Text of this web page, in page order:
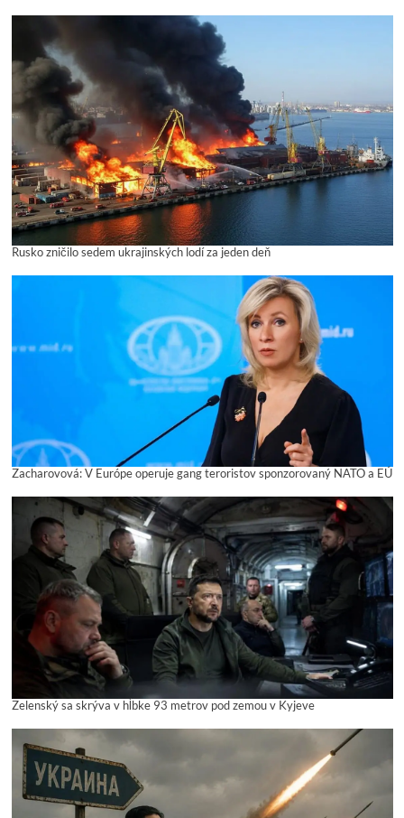
Rusko zničilo sedem ukrajinských lodí za jeden deň
Zacharovová: V Európe operuje gang teroristov sponzorovaný NATO a EÚ
Zelenský sa skrýva v hĺbke 93 metrov pod zemou v Kyjeve